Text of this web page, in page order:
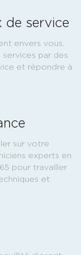
de service
envers vous.
services par des
et répondre à
sur votre
experts en
pour travailler
et